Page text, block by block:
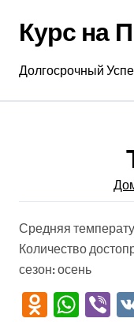
содержанию
Курс на
Долгосрочный
Средняя
Количество
сезон: осень